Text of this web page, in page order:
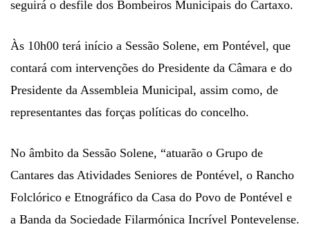
seguirá o desfile dos Bombeiros Municipais do Cartaxo.
Às 10h00 terá início a Sessão Solene, em Pontével, que
contará com intervenções do Presidente da Câmara e do
Presidente da Assembleia Municipal, assim como, de
representantes das forças políticas do concelho.
No âmbito da Sessão Solene, “atuarão o Grupo de
Cantares das Atividades Seniores de Pontével, o Rancho
Folclórico e Etnográfico da Casa do Povo de Pontével e
a Banda da Sociedade Filarmónica Incrível Pontevelense.